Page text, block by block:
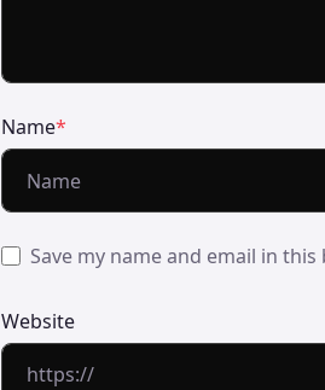
Name*
Save my name and email in
Website